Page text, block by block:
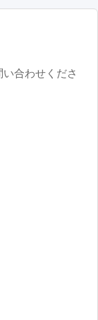
合わせくださ